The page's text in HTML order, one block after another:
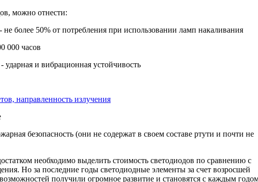
можно отнести:
не более 50% от потребления при использовании ламп накаливания
000 часов
ударная и вибрационная устойчивость
направленность излучения
безопасность (они не содержат в своем составе ртути и почти не
необходимо выделить стоимость светодиодов по сравнению с
Но за последние годы светодиодные элементы за счет возросшей
получили огромное развитие и становятся с каждым